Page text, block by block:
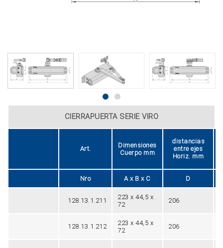
CIERRAPUERTA SERIE VIRO
Art.
Dimensiones
Cuerpo mm
distancias
entre ejes
Horiz. mm
Nro A x B x C D
128.13.1.211
223 x 44,5 x
72
206
128.13.1.212
223 x 44,5 x
72
206